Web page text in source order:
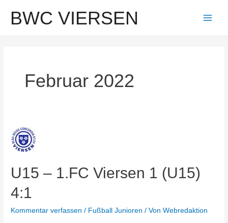
Inhalt
springen
BWC VIERSEN
Februar 2022
U15 – 1.FC Viersen 1 (U15)
4:1
Kommentar verfassen / Fußball Junioren / VonWebredaktion